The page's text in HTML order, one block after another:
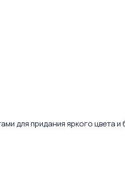
для придания яркого цвета